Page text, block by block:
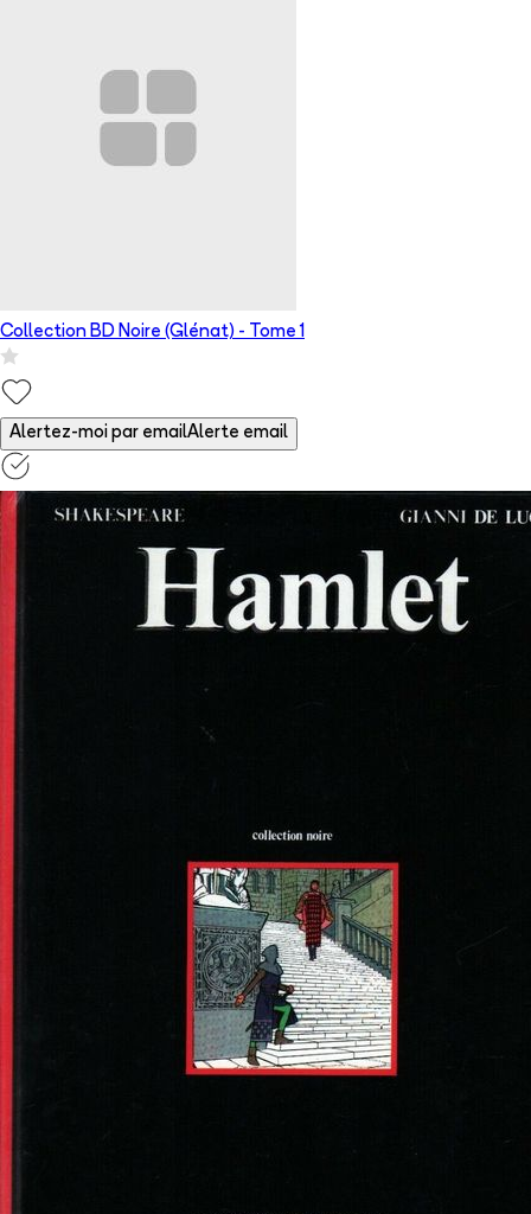
Collection BD Noire (Glénat) - Tome 1
Alertez-moi par emailAlerte email